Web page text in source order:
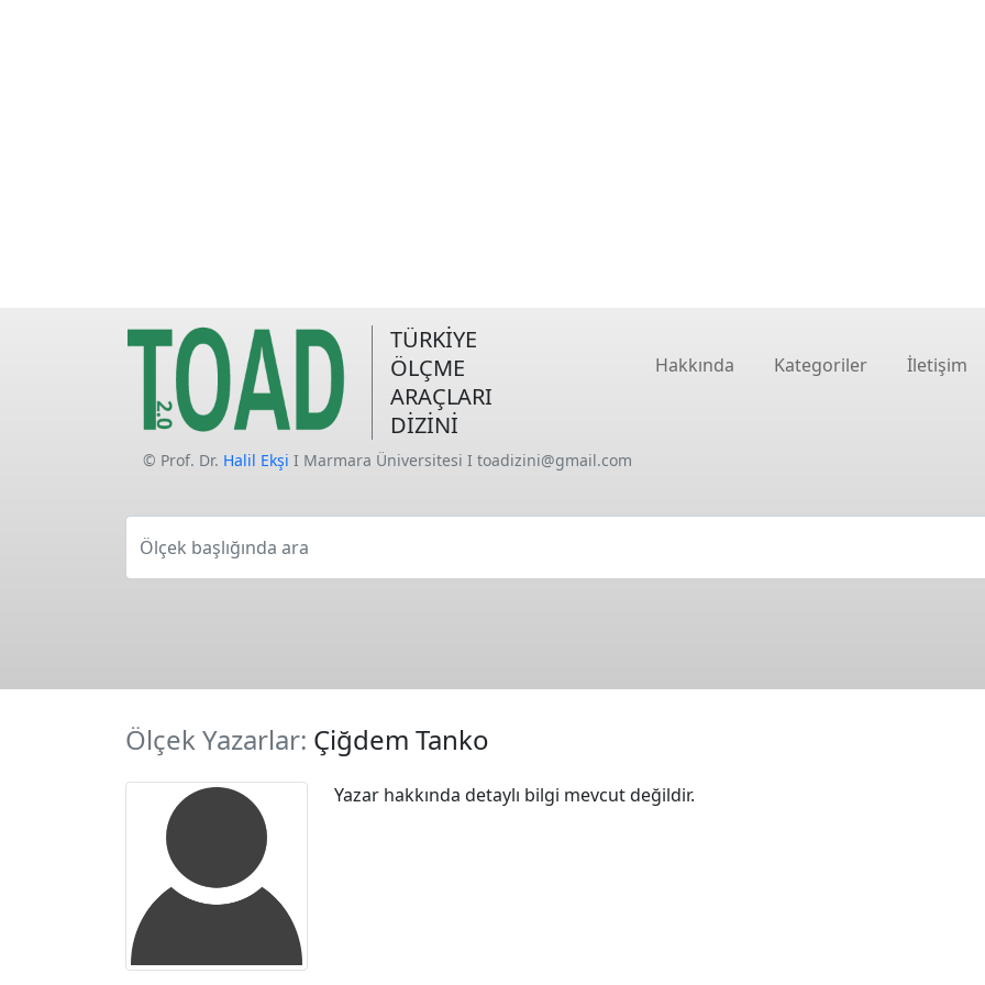
TÜRKİYE
ÖLÇME
ARAÇLARI
DİZİNİ
Hakkında Kategoriler İletişim
© Prof. Dr. Halil Ekşi I Marmara Üniversitesi I toadizini@gmail.com
Ölçek başlığında ara
Ölçek Yazarlar: Çiğdem Tanko
Yazar hakkında detaylı bilgi mevcut değildir.